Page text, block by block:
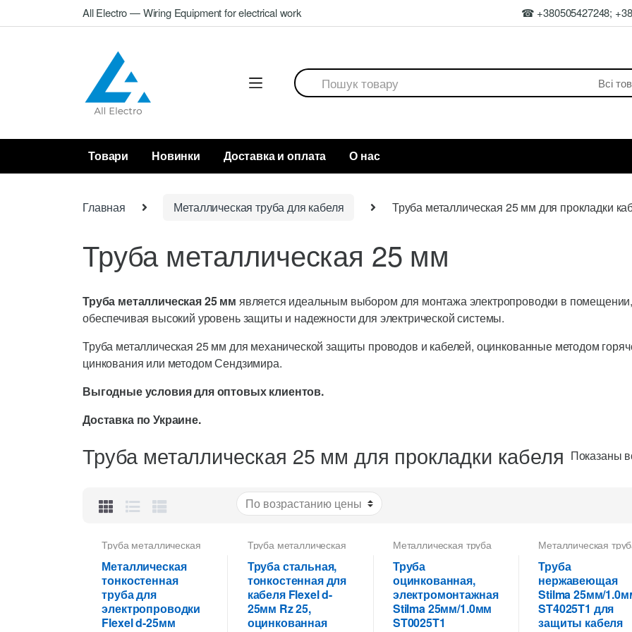
to
to
All Electro — Wiring Equipment for electrical work ☎ +380505427248;
Search
for:
Товари Новинки Доставка и оплата О нас
Главная Металлическая труба для кабеля Труба металлическая 25 мм для прокладки
Труба металлическая 25 мм
Труба металлическая 25 мм является идеальным выбором для монтажа электропроводки в помещении,
обеспечивая высокий уровень защиты и надежности для электрической системы.
Труба металлическая 25 мм для механической защиты проводов и кабелей, оцинкованные методом
цинкования или методом Сендзимира.
Выгодные условия для оптовых клиентов.
Доставка по Украине.
Труба металлическая 25 мм для прокладки кабеля Показаны
Труба металлическая
кабеля,Труба
тонкостенная для
электропроводки
Металлическая
тонкостенная
труба для
электропроводки
Flexel d-25мм
Труба металлическая
кабеля,Труба
тонкостенная для
электропроводки
Труба стальная,
тонкостенная для
кабеля Flexel d-
25мм Rz 25,
оцинкованная
Металлическая труба
металлическая 25 мм
для прокладки кабеля
Труба тонкостенная
для электропроводки
Труба
оцинкованная,
электромонтажная
Stilma 25мм/1.0мм
ST0025T1
Металлическая
металлическая 25 мм
для прокладки кабеля
Труба тонкостенная
для
Труба
нержавеющая
Stilma 25мм/
ST4025T1 для
защиты кабеля